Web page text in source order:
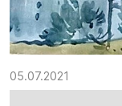
05.07.2021